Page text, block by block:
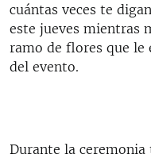
cuántas veces te
este jueves mientras
ramo de flores que le
del evento.
Durante la ceremonia